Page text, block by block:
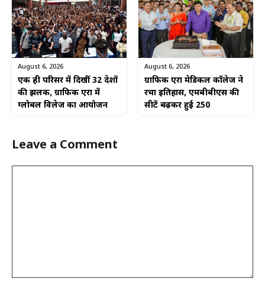
August 6, 2026
एक ही परिसर में दिखीं 32 देशों
की झलक, ग्राफिक एरा में
ग्लोबल विलेज का आयोजन
August 6, 2026
ग्राफिक एरा मेडिकल कॉलेज ने
रचा इतिहास, एमबीबीएस की
सीटें बढ़कर हुईं 250
Leave a Comment